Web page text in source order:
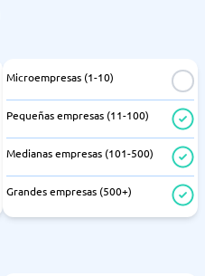
Microempresas (1-10)
Pequeñas empresas (11-100)
Medianas empresas (101-500)
Grandes empresas (500+)